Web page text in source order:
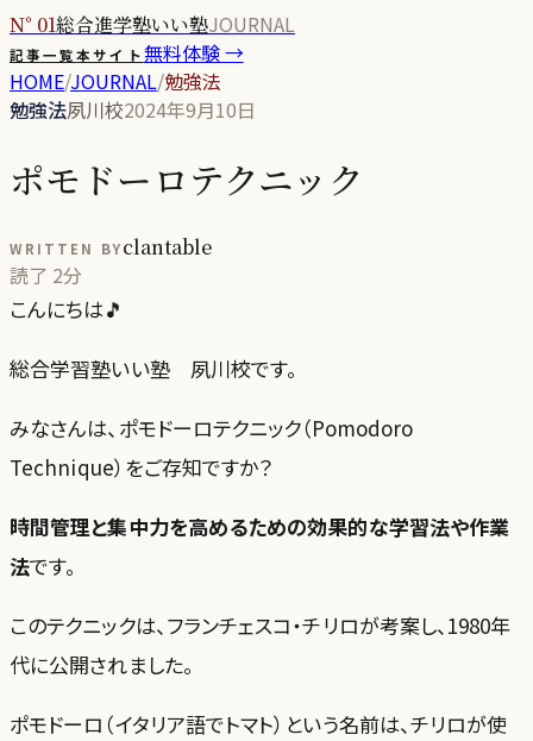
N° 01総合進学塾いい塾JOURNAL
記事一覧本サイト無料体験 →
HOME/JOURNAL/勉強法
勉強法夙川校2024年9月10日
ポモドーロテクニック
WRITTEN BYclantable
読了 2分
こんにちは🎵
総合学習塾いい塾 夙川校です。
みなさんは、ポモドーロテクニック（Pomodoro
Technique）をご存知ですか？
時間管理と集中力を高めるための効果的な学習法や作業
法です。
このテクニックは、フランチェスコ・チリロが考案し、1980年
代に公開されました。
ポモドーロ（イタリア語でトマト）という名前は、チリロが使